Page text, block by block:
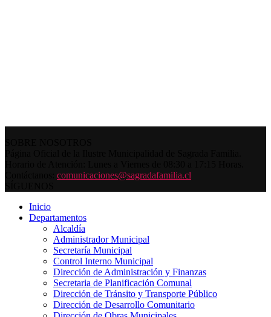
comunicaciones@sagradafamilia.cl
Inicio
Departamentos
Alcaldía
Administrador Municipal
Secretaría Municipal
Control Interno Municipal
Dirección de Administración y Finanzas
Secretaria de Planificación Comunal
Dirección de Tránsito y Transporte Público
Dirección de Desarrollo Comunitario